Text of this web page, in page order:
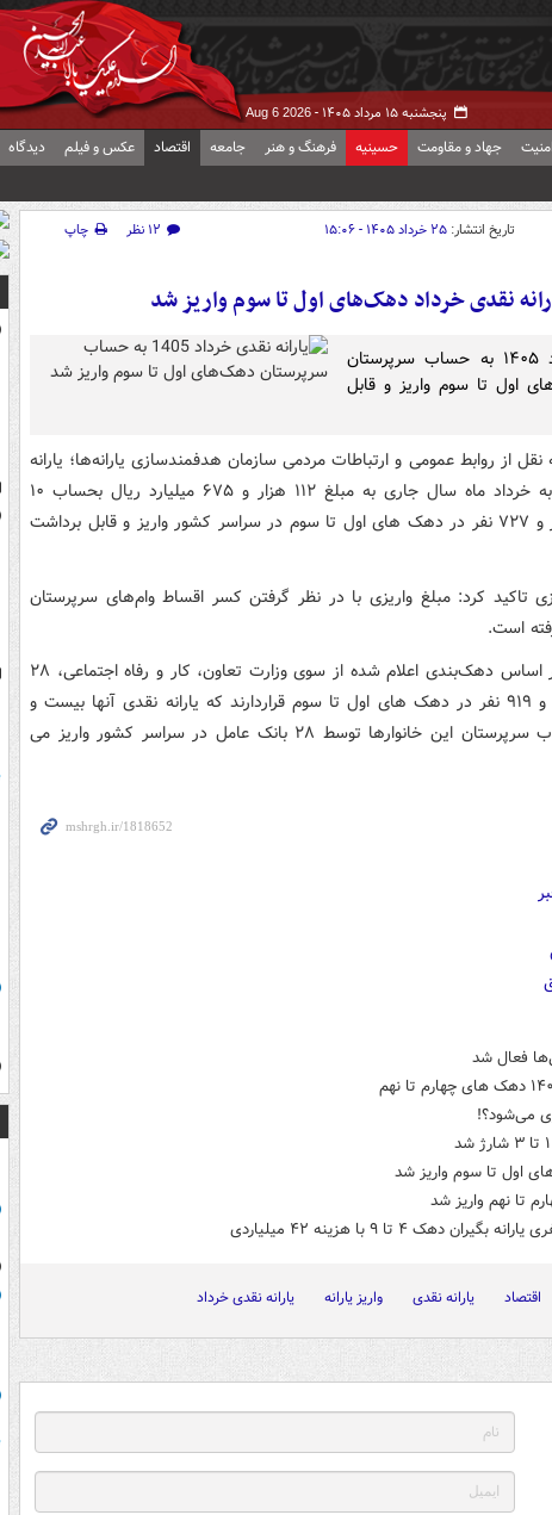
پنجشنبه ۱۵ مرداد ۱۴۰۵ - Aug 6 2026
جهاد و مقاومت حسینیه فرهنگ و هنر جامعه اقتصاد عکس و فیلم دیدگاه
تاریخ انتشار: ۲۵ خرداد ۱۴۰۵ - ۱۵:۰۶ ۱۲ نظر
چاپ
نقدی خرداد دهک‌های اول تا سوم واریز شد
یارانه نقدی خرداد ۱۴۰۵ به حساب سرپرستان
اول تا سوم واریز و قابل
نقل از روابط عمومی و ارتباطات مردمی سازمان هدفمندسازی یارانه‌ها؛ یارانه
مرحله ۱۸۴ مربوط به خرداد ماه سال جاری به مبلغ ۱۱۲ هزار و ۶۷۵ میلیارد ریال بحساب ۱۰
میلیون و ۳۵۶ هزار و ۷۲۷ نفر در دهک های اول تا سوم در سراسر کشور واریز و قابل برداشت
تاکید کرد: مبلغ واریزی با در نظر گرفتن کسر اقساط وام‌های سرپرستان
است.
شایان ذکر است، بر اساس دهک‌بندی اعلام شده از سوی وزارت تعاون، کار و رفاه اجتماعی، ۲۸
میلیون و ۱۶۸ هزار و ۹۱۹ نفر در دهک های اول تا سوم قراردارند که یارانه نقدی آنها بیست و
پنجم هر ماه بحساب سرپرستان این خانوارها توسط ٢٨ بانک عامل در سراسر کشور واریز می
فعال شد
می‌شود؟!
اول تا سوم واریز شد
تا نهم واریز شد
اقتصاد یارانه نقدی واریز یارانه یارانه نقدی خرداد